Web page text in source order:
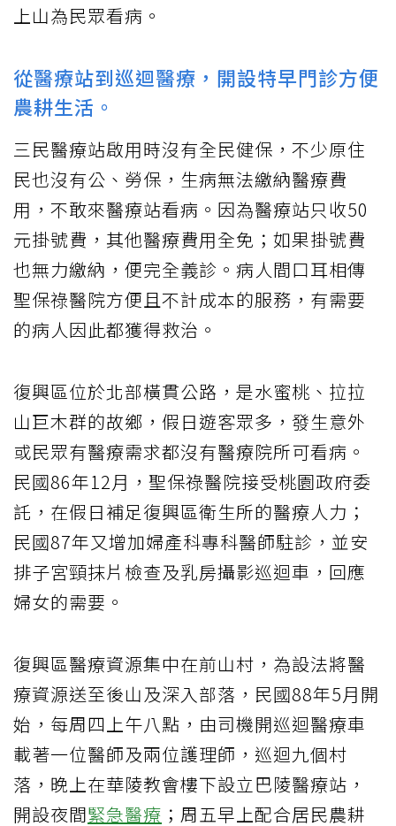
上山為民眾看病。
從醫療站到巡迴醫療，開設特早門診方便
農耕生活。
三民醫療站啟用時沒有全民健保，不少原住
民也沒有公、勞保，生病無法繳納醫療費
用，不敢來醫療站看病。因為醫療站只收50
元掛號費，其他醫療費用全免；如果掛號費
也無力繳納，便完全義診。病人間口耳相傳
聖保祿醫院方便且不計成本的服務，有需要
的病人因此都獲得救治。
復興區位於北部橫貫公路，是水蜜桃、拉拉
山巨木群的故鄉，假日遊客眾多，發生意外
或民眾有醫療需求都沒有醫療院所可看病。
民國86年12月，聖保祿醫院接受桃園政府委
託，在假日補足復興區衛生所的醫療人力；
民國87年又增加婦產科專科醫師駐診，並安
排子宮頸抹片檢查及乳房攝影巡迴車，回應
婦女的需要。
復興區醫療資源集中在前山村，為設法將醫
療資源送至後山及深入部落，民國88年5月開
始，每周四上午八點，由司機開巡迴醫療車
載著一位醫師及兩位護理師，巡迴九個村
落，晚上在華陵教會樓下設立巴陵醫療站，
開設夜間緊急醫療 ；周五早上配合居民農耕